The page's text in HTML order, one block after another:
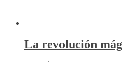
La revolución